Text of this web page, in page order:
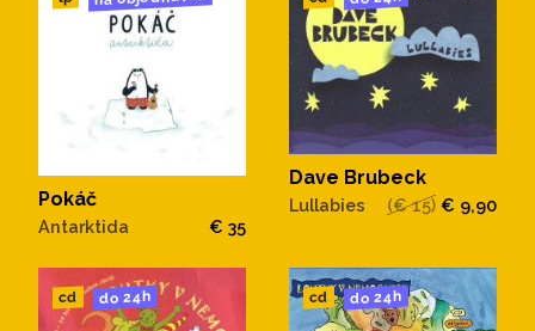
Pokáč
Antarktida € 35
Dave Brubeck
Lullabies (€ 15) € 9,90
cd do 24h cd do 24h